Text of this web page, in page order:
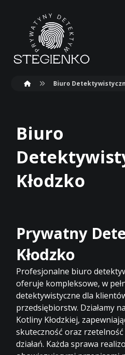
Biuro
Biuro
Kłodzko
Prywatny
Kłodzko
Profesjonalne biuro
oferuje kompleksowe, w
detektywistyczne dla
przedsiębiorstw. Działamy
Kotliny Kłodzkiej,
skuteczność oraz
działań. Każda sprawa